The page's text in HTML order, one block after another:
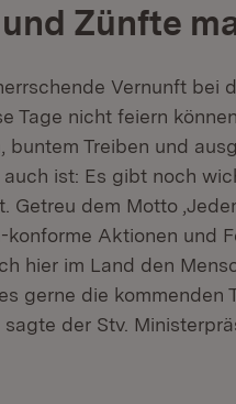
Zünfte
Vernunft bei
Tage nicht feiern
Treiben und
ist: Es gibt noch
Getreu dem Motto
konforme Aktionen und
hier im Land den
gerne die kommenden
der Stv.